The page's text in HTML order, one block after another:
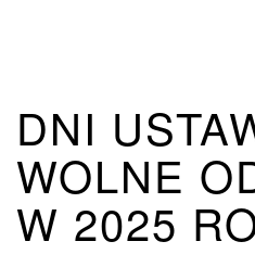
DNI
WOLNE
W 2025